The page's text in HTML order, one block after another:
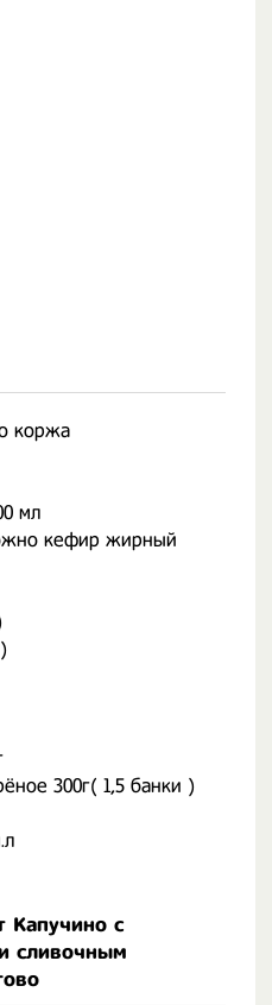
коржа
мл
кефир жирный
300г( 1,5 банки )
Капучино с
сливочным